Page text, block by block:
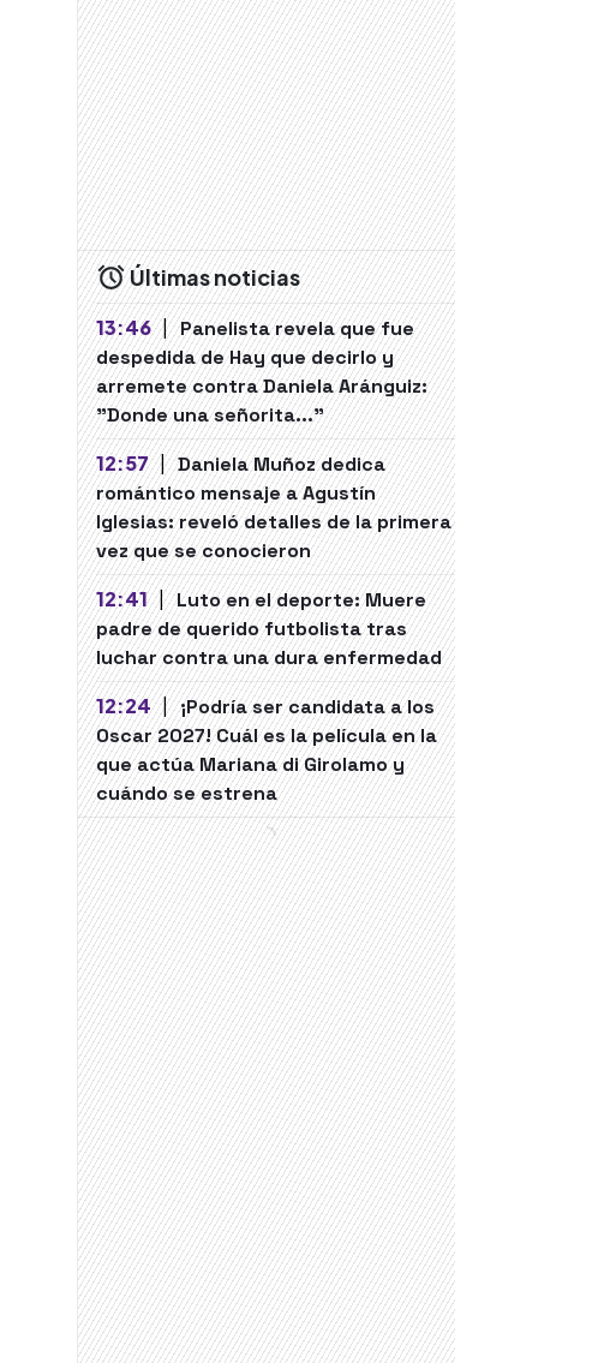
Últimas noticias
13:46 | Panelista revela que fue
despedida de Hay que decirlo y
arremete contra Daniela Aránguiz:
"Donde una señorita..."
12:57 | Daniela Muñoz dedica
romántico mensaje a Agustín
Iglesias: reveló detalles de la primera
vez que se conocieron
12:41 | Luto en el deporte: Muere
padre de querido futbolista tras
luchar contra una dura enfermedad
12:24 | ¡Podría ser candidata a los
Oscar 2027! Cuál es la película en la
que actúa Mariana di Girolamo y
cuándo se estrena